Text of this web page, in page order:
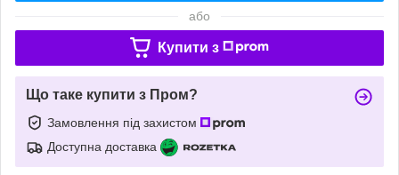
або
Купити з
Що таке купити з Пром?
Замовлення під захистом
Доступна доставка